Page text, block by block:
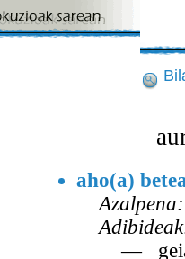
aho(a)
Azalpena:
—